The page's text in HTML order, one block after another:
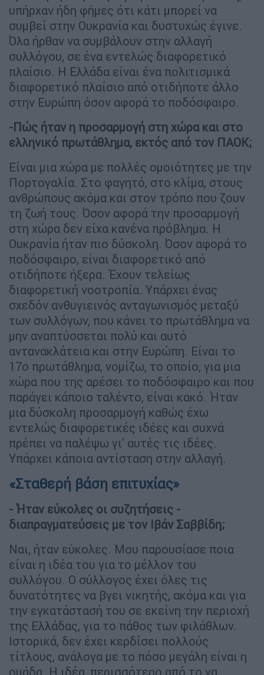
υπήρχαν ήδη φήμες ότι κάτι μπορεί να
συμβεί στην Ουκρανία και δυστυχώς έγινε.
Όλα ήρθαν να συμβάλουν στην αλλαγή
συλλόγου, σε ένα εντελώς διαφορετικό
πλαίσιο. Η Ελλάδα είναι ένα πολιτισμικά
διαφορετικό πλαίσιο από οτιδήποτε άλλο
στην Ευρώπη όσον αφορά το ποδόσφαιρο.
-Πώς ήταν η προσαρμογή στη χώρα και στο
ελληνικό πρωτάθλημα, εκτός από τον ΠΑΟΚ;
Είναι μια χώρα με πολλές ομοιότητες με την
Πορτογαλία. Στο φαγητό, στο κλίμα, στους
ανθρώπους ακόμα και στον τρόπο που ζουν
τη ζωή τους. Όσον αφορά την προσαρμογή
στη χώρα δεν είχα κανένα πρόβλημα. Η
Ουκρανία ήταν πιο δύσκολη. Όσον αφορά το
ποδόσφαιρο, είναι διαφορετικό από
οτιδήποτε ήξερα. Έχουν τελείως
διαφορετική νοοτροπία. Υπάρχει ένας
σχεδόν ανθυγιεινός ανταγωνισμός μεταξύ
των συλλόγων, που κάνει το πρωτάθλημα να
μην αναπτύσσεται πολύ και αυτό
αντανακλάτεια και στην Ευρώπη. Είναι το
17ο πρωτάθλημα, νομίζω, το οποίο, για μια
χώρα που της αρέσει το ποδόσφαιρο και που
παράγει κάποιο ταλέντο, είναι κακό. Ήταν
μια δύσκολη προσαρμογή καθώς έχω
εντελώς διαφορετικές ιδέες και συχνά
πρέπει να παλέψω γι' αυτές τις ιδέες.
Υπάρχει κάποια αντίσταση στην αλλαγή.
«Σταθερή βάση επιτυχίας»
- Ήταν εύκολες οι συζητήσεις -
διαπραγματεύσεις με τον Ιβάν Σαββίδη;
Ναι, ήταν εύκολες. Μου παρουσίασε ποια
είναι η ιδέα του για το μέλλον του
συλλόγου. Ο σύλλογος έχει όλες τις
δυνατότητες να βγει νικητής, ακόμα και για
την εγκατάστασή του σε εκείνη την περιοχή
της Ελλάδας, για το πάθος των φιλάθλων.
Ιστορικά, δεν έχει κερδίσει πολλούς
τίτλους, ανάλογα με το πόσο μεγάλη είναι η
ομάδα. Η ιδέα, περισσότερο από το να